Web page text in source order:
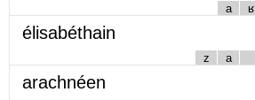
a ʁ
élisabéthain
z a
arachnéen